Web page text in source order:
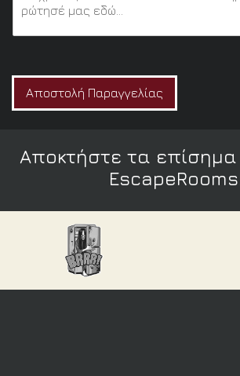
l
Αποστολή Παραγγελίας
Αποκτήστε τα